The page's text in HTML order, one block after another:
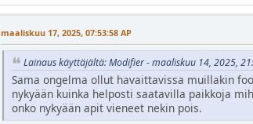
maaliskuu 17, 2025, 07:53:58 AP
Lainaus käyttäjältä: Modifier - maaliskuu 14, 2025,
Sama ongelma ollut havaittavissa muillakin
nykyään kuinka helposti saatavilla paikkoja
onko nykyään apit vieneet nekin pois.